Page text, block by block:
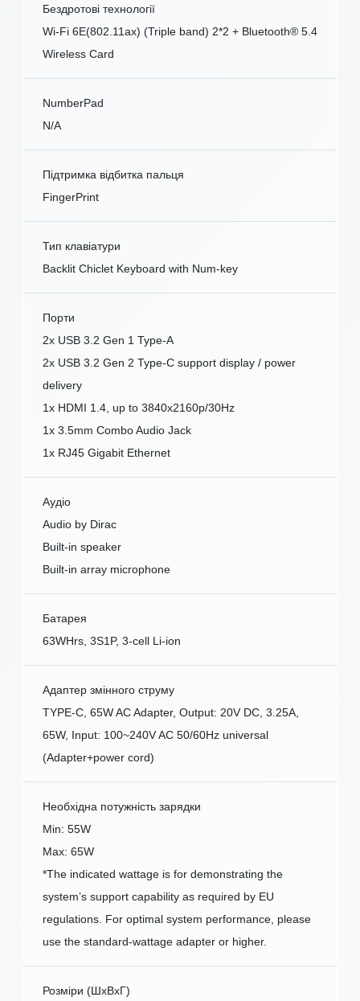
Бездротові технології
Wi-Fi 6E(802.11ax) (Triple band) 2*2 + Bluetooth® 5.4
Wireless Card
NumberPad
N/A
Підтримка відбитка пальця
FingerPrint
Тип клавіатури
Backlit Chiclet Keyboard with Num-key
Порти
2x USB 3.2 Gen 1 Type-A
2x USB 3.2 Gen 2 Type-C support display / power
delivery
1x HDMI 1.4, up to 3840x2160p/30Hz
1x 3.5mm Combo Audio Jack
1x RJ45 Gigabit Ethernet
Аудіо
Audio by Dirac
Built-in speaker
Built-in array microphone
Батарея
63WHrs, 3S1P, 3-cell Li-ion
Адаптер змінного струму
TYPE-C, 65W AC Adapter, Output: 20V DC, 3.25A,
65W, Input: 100~240V AC 50/60Hz universal
(Adapter+power cord)
Необхідна потужність зарядки
Min: 55W
Max: 65W
*The indicated wattage is for demonstrating the
system’s support capability as required by EU
regulations. For optimal system performance, please
use the standard-wattage adapter or higher.
Розміри (ШxВxГ)